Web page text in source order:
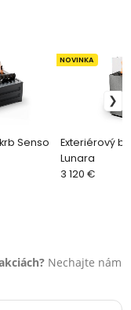
Senso
Exteriérový
Lunara
NOVINKA
3 120 €
Nechajte nám